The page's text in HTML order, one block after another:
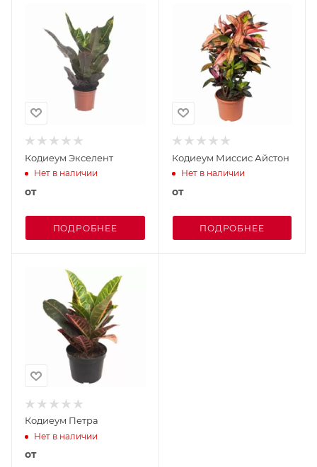
Кодиеум Экселент
Нет в наличии
от
ПОДРОБНЕЕ
Кодиеум Миссис Айстон
Нет в наличии
от
ПОДРОБНЕЕ
Кодиеум Петра
Нет в наличии
от